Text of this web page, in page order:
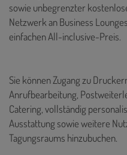
sowie unbegrenzter
Netzwerk an Business
einfachen All-inclusive-Preis.
Sie können Zugang zu
Anrufbearbeitung,
Catering, vollständig
Ausstattung sowie weitere
Tagungsraums hinzubuchen.